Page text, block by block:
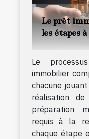
Le prêt
les étapes
Le
immobilier
chacune
réalisation
préparation
requis à la
chaque étape